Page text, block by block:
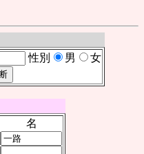
性別 男 女
名